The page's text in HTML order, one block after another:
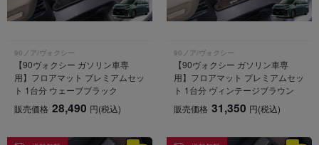
90ノア/ヴォクシー
【90ヴォクシー ガソリン車専
用】フロアマット プレミアムセッ
ト 1台分 ウェーブブラック
販売価格 28,490 円(税込)
90ノア/ヴォクシー
【90ヴォクシー ガソリン車専
用】フロアマット プレミアムセッ
ト 1台分 ヴィンテージブラウン
販売価格 31,350 円(税込)